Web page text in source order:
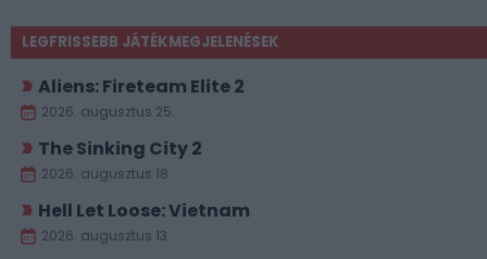
LEGFRISSEBB JÁTÉKMEGJELENÉSEK
Aliens: Fireteam Elite 2
2026. augusztus 25.
The Sinking City 2
2026. augusztus 18.
Hell Let Loose: Vietnam
2026. augusztus 13.